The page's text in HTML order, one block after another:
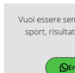
Vuoi essere
sport,